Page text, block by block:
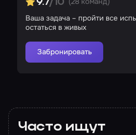
9.7/10
Ваша задача – пройти все
остаться в живых
Забронировать
Часто ищут